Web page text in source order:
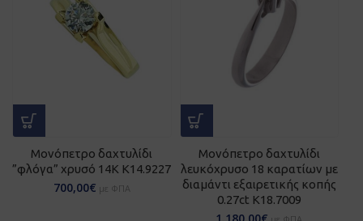
Μονόπετρο δαχτυλίδι
”φλόγα” χρυσό 14Κ Κ14.9227
700,00€ με ΦΠΑ
Μονόπετρο δαχτυλίδι
λευκόχρυσο 18 καρατίων με
διαμάντι εξαιρετικής κοπής
0.27ct Κ18.7009